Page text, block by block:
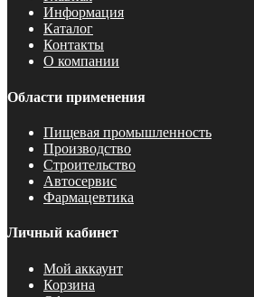
Информация
Каталог
Контакты
О компании
Области применения
Пищевая промышленность
Производство
Строительство
Автосервис
Фармацевтика
Личный кабинет
Мой аккаунт
Корзина